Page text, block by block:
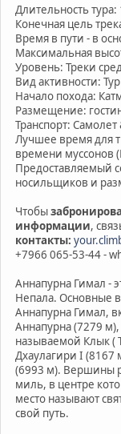
Длительность
Конечная цель
Время в пути - в
Максимальная
Уровень: Треки
Вид активности:
Начало похода:
Размещение:
Транспорт:
Лучшее время для
времени муссонов
Предоставляемый
носильщиков и
Чтобы
информации,
контакты:
+7966 065-53-44 -
Аннапурна Гимал -
Непала. Основные
Аннапурна Гимал,
Аннапурна (7279
называемой Клык (
Дхаулагири I (8167
(6993 м). Вершины
миль, в центре
место называют
свой путь.